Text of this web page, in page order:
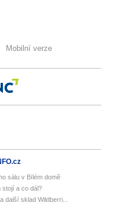
Mobilní verze
sálu v Bílém domě
stojí a co dál?
další sklad Wildberri...